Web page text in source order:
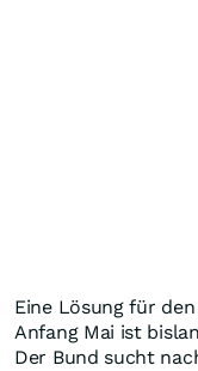
Eine Lösung für
Anfang Mai ist
Der Bund sucht